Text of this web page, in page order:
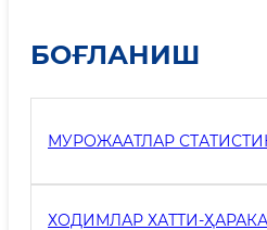
БОҒЛАНИШ
МУРОЖААТЛАР
ХОДИМЛАР ХАТТИ-